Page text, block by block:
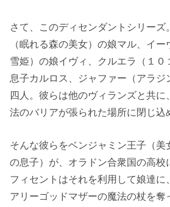
さて、このディセンダントシリーズ
（眠れる森の美女）の娘マル、イ
雪姫）の娘イヴィ、クルエラ（１０
息子カルロス、ジャファー（アラジ
四人。彼らは他のヴィランズと共に
法のバリアが張られた場所に閉じ込
そんな彼らをベンジャミン王子（美
の息子）が、オラドン合衆国の高校
フィセントはそれを利用して娘達に
アリーゴッドマザーの魔法の杖を奪